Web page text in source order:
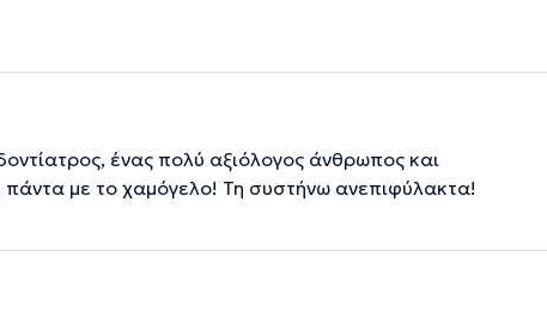
ένας πολύ αξιόλογος άνθρωπος και
πάντα με το χαμόγελο! Τη συστήνω ανεπιφύλακτα!